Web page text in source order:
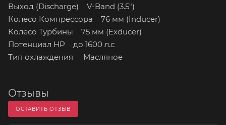
Выход (Discharge) V-Band (3.5")
Колесо Компрессора 76 мм (Inducer)
Колесо Турбины 75 мм (Exducer)
Потенциал HP до 1600 л.с
Тип охлаждения Масляное
Отзывы
ОСТАВИТЬ ОТЗЫВ